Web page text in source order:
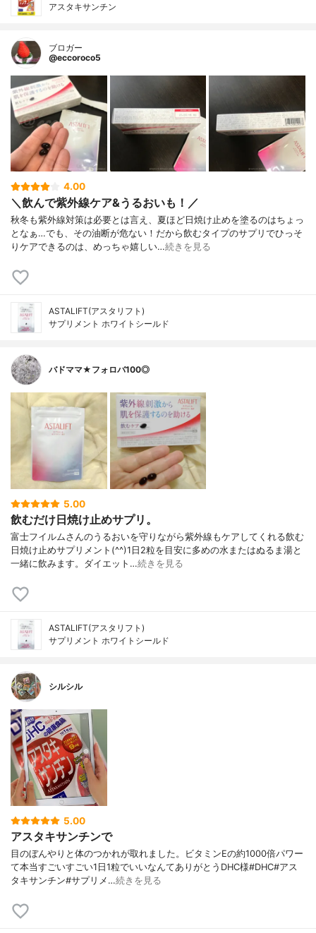
アスタキサンチン
ブロガー
@eccoroco5
4.00
＼飲んで紫外線ケア&うるおいも！／
秋冬も紫外線対策は必要とは言え、夏ほど日焼け止めを塗るのはちょっ
となぁ…でも、その油断が危ない！だから飲むタイプのサプリでひっそ
りケアできるのは、めっちゃ嬉しい…続きを見る
ASTALIFT(アスタリフト)
サプリメント ホワイトシールド
バドママ★フォロバ100◎
5.00
飲むだけ日焼け止めサプリ。
富士フイルムさんのうるおいを守りながら紫外線もケアしてくれる飲む
日焼け止めサプリメント(^^)1日2粒を目安に多めの水またはぬるま湯と
一緒に飲みます。ダイエット…続きを見る
ASTALIFT(アスタリフト)
サプリメント ホワイトシールド
シルシル
5.00
アスタキサンチンで
目のぼんやりと体のつかれが取れました。ビタミンEの約1000倍パワー
て本当すごいすごい1日1粒でいいなんてありがとうDHC様#DHC#アス
タキサンチン#サプリメ…続きを見る